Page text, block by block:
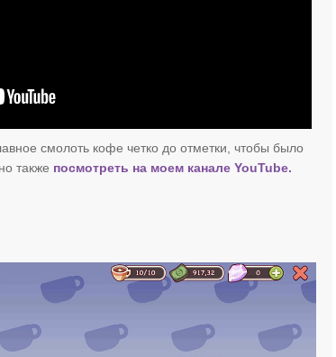
смолоть кофе четко до отметки, чтобы было
также посмотреть на моем канале YouTube.